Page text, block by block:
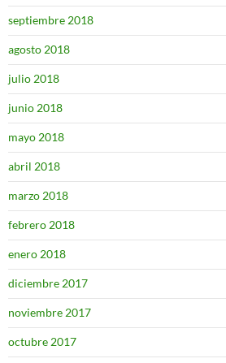
septiembre 2018
agosto 2018
julio 2018
junio 2018
mayo 2018
abril 2018
marzo 2018
febrero 2018
enero 2018
diciembre 2017
noviembre 2017
octubre 2017